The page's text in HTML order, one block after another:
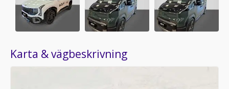
Karta & vägbeskrivning